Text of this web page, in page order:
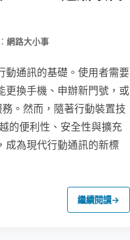
網路大小事
動通訊的基礎。使用者需要
更換手機、申辦新門號，或
。然而，隨著行動裝置技
的便利性、安全性與擴充
成為現代行動通訊的新標
繼續閱讀→